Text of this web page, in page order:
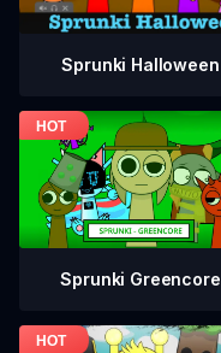
Sprunki Halloween
Sprunki Greencore